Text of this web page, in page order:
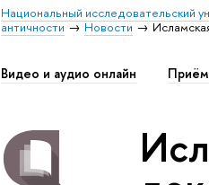
Национальный исследовательский
античности
Новости
Видео и аудио онлайн